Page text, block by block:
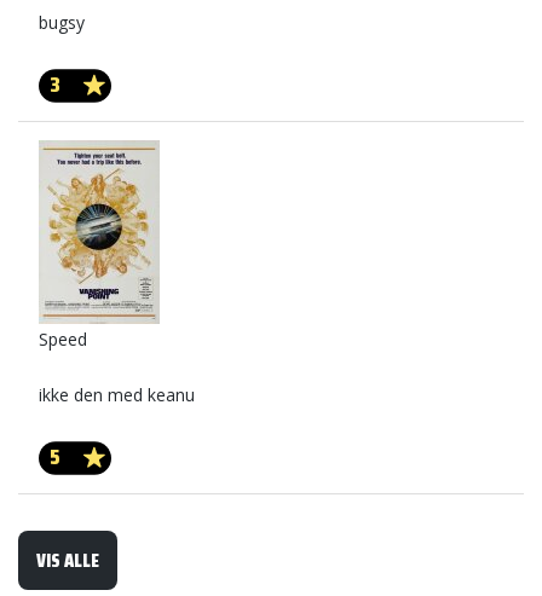
bugsy
3
Speed
ikke den med keanu
5
VIS ALLE